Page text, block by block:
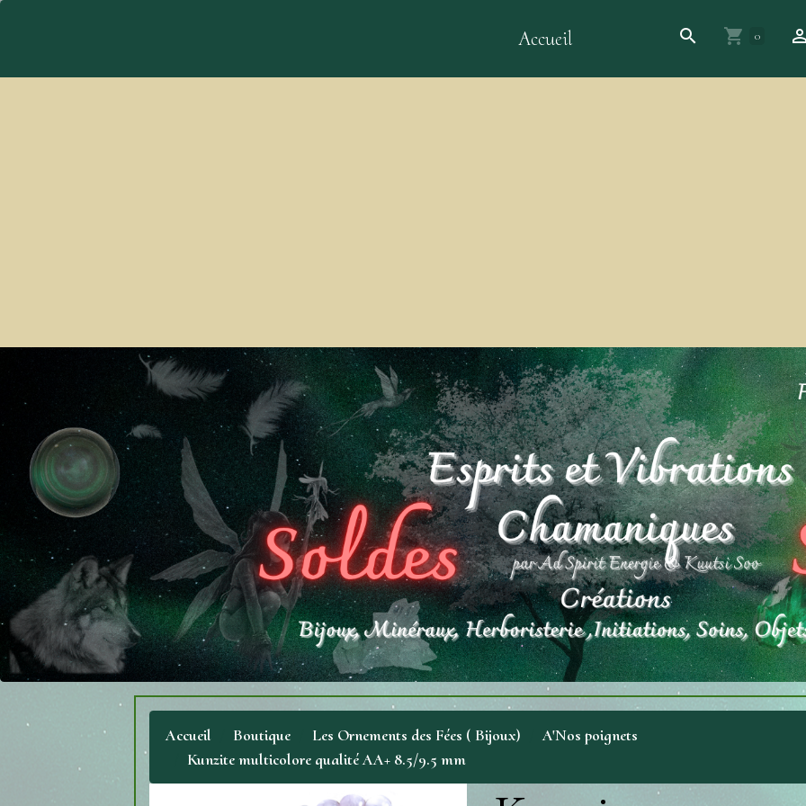
Accueil 0
Accueil Boutique Les Ornements des Fées ( Bijoux)
A'Nos poignets
Kunzite multicolore qualité AA+ 8.5/9.5 mm